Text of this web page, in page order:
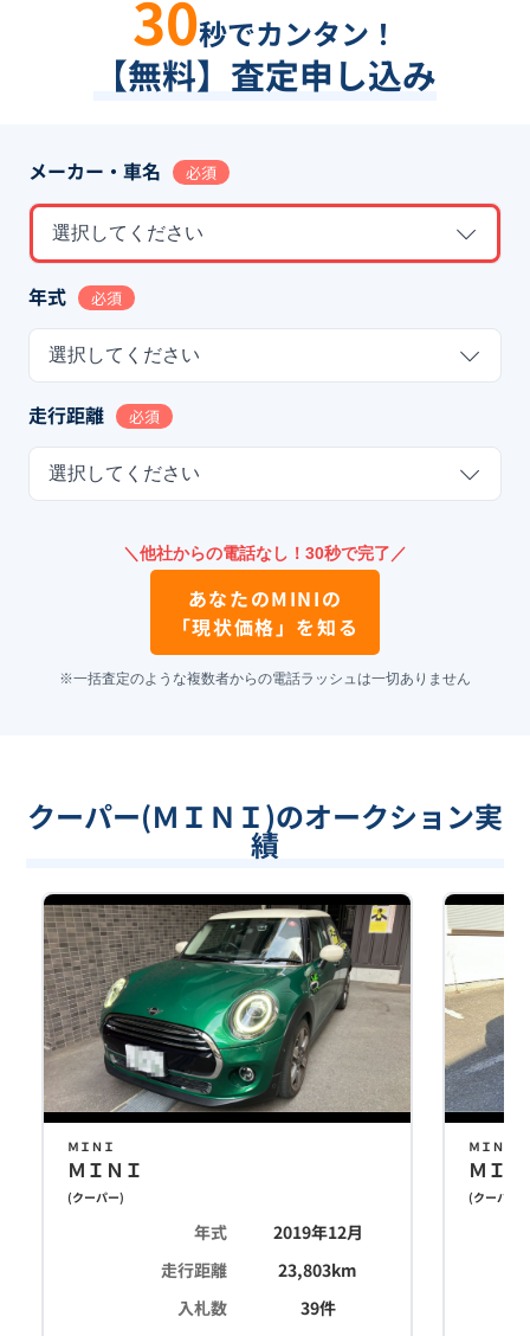
30秒でカンタン！
【無料】査定申し込み
メーカー・車名 必須
選択してください
年式 必須
選択してください
走行距離 必須
選択してください
＼他社からの電話なし！30秒で完了／
あなたのMINIの
「現状価格」を知る
※一括査定のような複数者からの電話ラッシュは一切ありません
クーパー(ＭＩＮＩ)のオークション実
績
ＭＩＮＩ
ＭＩＮＩ
(クーパー)
年式
2019年12月
走行距離
23,803km
入札数
39件
ＭＩＮＩ
ＭＩ
(クーパー